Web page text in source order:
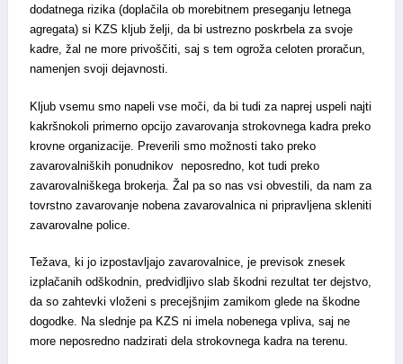
dodatnega rizika (doplačila ob morebitnem preseganju letnega
agregata) si KZS kljub želji, da bi ustrezno poskrbela za svoje
kadre, žal ne more privoščiti, saj s tem ogroža celoten proračun,
namenjen svoji dejavnosti.
Kljub vsemu smo napeli vse moči, da bi tudi za naprej uspeli najti
kakršnokoli primerno opcijo zavarovanja strokovnega kadra preko
krovne organizacije. Preverili smo možnosti tako preko
zavarovalniških ponudnikov neposredno, kot tudi preko
zavarovalniškega brokerja. Žal pa so nas vsi obvestili, da nam za
tovrstno zavarovanje nobena zavarovalnica ni pripravljena skleniti
zavarovalne police.
Težava, ki jo izpostavljajo zavarovalnice, je previsok znesek
izplačanih odškodnin, predvidljivo slab škodni rezultat ter dejstvo,
da so zahtevki vloženi s precejšnjim zamikom glede na škodne
dogodke. Na slednje pa KZS ni imela nobenega vpliva, saj ne
more neposredno nadzirati dela strokovnega kadra na terenu.